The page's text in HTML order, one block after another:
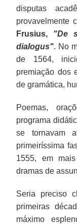
disputas
provavelmente
Frusius,
"De
dialogus". No
de 1564,
premiação dos
de gramática,
Poemas,
programa
se tornavam
primeiríssima
1555, em
dramas de
Seria preciso
primeiras
máximo